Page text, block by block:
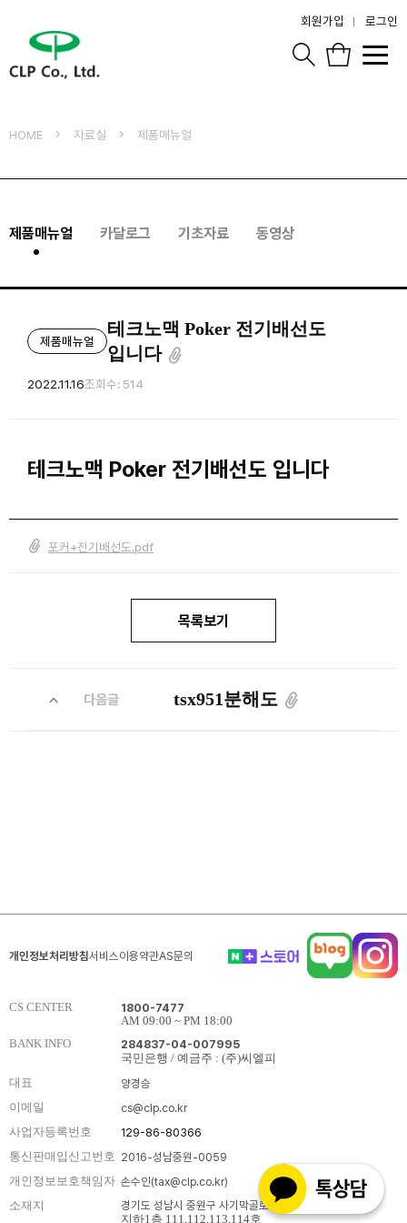
회원가입 로그인
HOME 자료실 제품매뉴얼
제품매뉴얼 카달로그 기초자료 동영상
제품매뉴얼
테크노맥 Poker 전기배선도
입니다
2022.11.16조회수: 514
테크노맥 Poker 전기배선도 입니다
포커+전기배선도.pdf
목록보기
다음글 tsx951분해도
개인정보처리방침서비스이용약관AS문의
CS CENTER 1800-7477
AM 09:00 ~ PM 18:00
BANK INFO
284837-04-007995
국민은행 / 예금주 : (주)씨엘피
대표
양경승
이메일 cs@clp.co.kr
사업자등록번호 129-86-80366
통신판매입신고번호 2016-성남중원-0059
개인정보보호책임자 손수인(tax@clp.co.kr)
소재지 경기도 성남시 중원구 사기막골로62번길 33
지하1층 111,112,113,114호